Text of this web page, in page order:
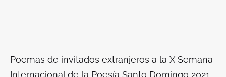
Poemas de invitados extranjeros a la X Semana
Internacional de la Poesía Santo Domingo 2021